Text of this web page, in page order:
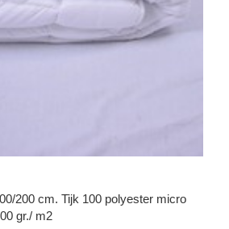
200 cm. Tijk 100 polyester micro
gr./ m2